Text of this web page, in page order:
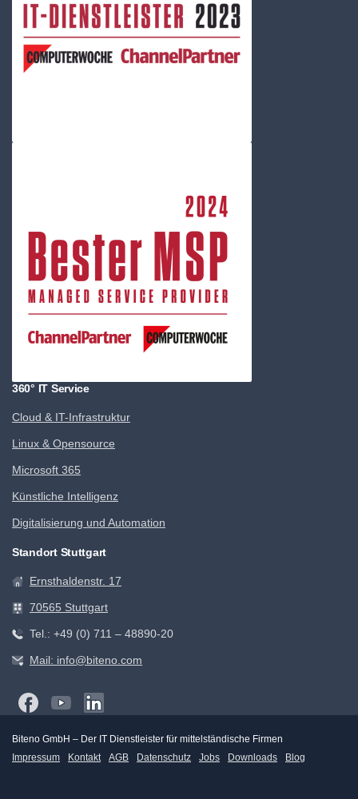
360° IT Service
Cloud & IT-Infrastruktur
Linux & Opensource
Microsoft 365
Künstliche Intelligenz
Digitalisierung und Automation
Standort Stuttgart
Ernsthaldenstr. 17
70565 Stuttgart
Tel.: +49 (0) 711 – 48890-20
Mail: info@biteno.com
Biteno GmbH – Der IT Dienstleister für mittelständische Firmen
Impressum
Kontakt AGB Datenschutz Jobs Downloads Blog